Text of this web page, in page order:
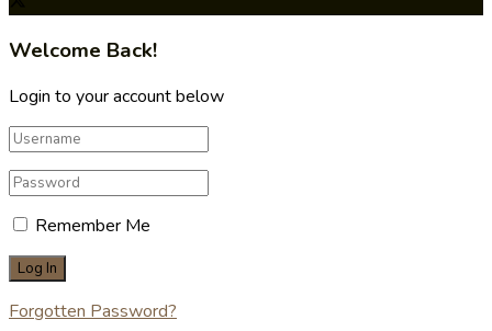
Welcome Back!
Login to your account below
Remember Me
Forgotten Password?